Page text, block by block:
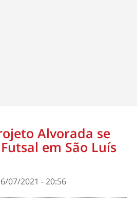
Alvorada se
em São Luís
07/2021 - 20:56